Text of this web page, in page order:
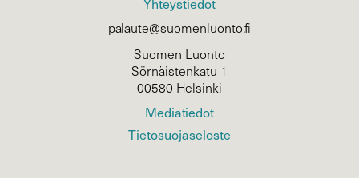
palaute@suomenluonto.fi
Suomen Luonto
Sörnäistenkatu 1
00580 Helsinki
Mediatiedot
Tietosuojaseloste